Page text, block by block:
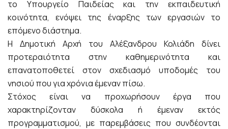
το Υπουργείο Παιδείας και την εκπαιδευτική
κοινότητα, ενόψει της έναρξης των εργασιών το
επόμενο διάστημα.
Η Δημοτική Αρχή του Αλέξανδρου Κολιάδη δίνει
προτεραιότητα στην καθημερινότητα και
επανατοποθετεί στον σχεδιασμό υποδομές του
νησιού που για χρόνια έμεναν πίσω.
Στόχος είναι να προχωρήσουν έργα που
χαρακτηρίζονταν δύσκολα ή έμεναν εκτός
προγραμματισμού, με παρεμβάσεις που συνδέονται